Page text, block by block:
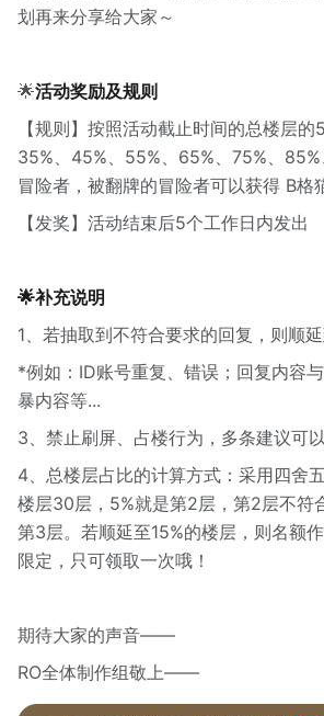
划再来分享给大家～
🌟活动奖励及规则
【规则】按照活动截止时间的总楼层的
35%、45%、55%、65%、75%、
冒险者，被翻牌的冒险者可以获得 B格
【发奖】活动结束后5个工作日内发出
🌟补充说明
1、若抽取到不符合要求的回复，则顺延
*例如：ID账号重复、错误；回复内容
暴内容等...
3、禁止刷屏、占楼行为，多条建议可
4、总楼层占比的计算方式：采用四舍
楼层30层，5%就是第2层，第2层不符
第3层。若顺延至15%的楼层，则名额
限定，只可领取一次哦！
期待大家的声音——
RO全体制作组敬上——